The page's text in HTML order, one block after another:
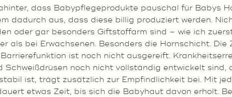
dass Babypflegeprodukte pauschal für Babys
dadurch aus, dass diese billig produziert werden.
oder gar besonders Giftstoffarm sind – wie ich
als bei Erwachsenen. Besonders die Hornschicht. Die
ist noch nicht ausgereift.
Schweißdrüsen noch nicht vollständig entwickelt
ist, trägt zusätzlich zur Empfindlichkeit bei. Mit
etwas Zeit, bis sich die Babyhaut davon erholt.